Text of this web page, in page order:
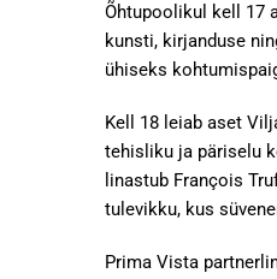
Õhtupoolikul kell 17
kunsti, kirjanduse
ühiseks
Kell 18 leiab aset
tehisliku ja päriselu
linastub François
tulevikku, kus
Prima Vista